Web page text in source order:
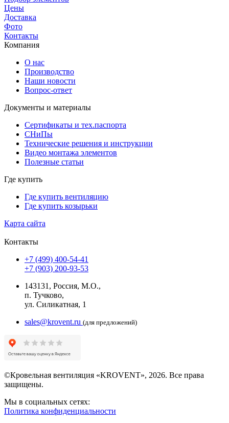
Цены
Доставка
Фото
Контакты
Компания
О нас
Производство
Наши новости
Вопрос-ответ
Документы и материалы
Сертификаты и тех.паспорта
СНиПы
Технические решения и инструкции
Видео монтажа элементов
Полезные статьи
Где купить
Где купить вентиляцию
Где купить козырьки
Карта сайта
Контакты
+7 (499) 400-54-41
+7 (903) 200-93-53
143131, Россия, М.О.,
п. Тучково,
ул. Силикатная, 1
sales@krovent.ru (для предложений)
©Кровельная вентиляция «KROVENT», 2026. Все права
защищены.
Мы в социальных сетях:
Политика конфиденциальности